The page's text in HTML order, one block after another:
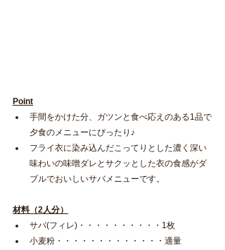
Point
手間をかけた分、ガツンと食べ応えのある1品で
夕食のメニューにぴったり♪
フライ衣に染み込んだこってりとした濃く深い
味わいの味噌ダレとサクッとした衣の食感がダ
ブルでおいしいサバメニューです。
材料（2人分）
サバ(フィレ)・・・・・・・・・・1枚
小麦粉・・・・・・・・・・・・・適量